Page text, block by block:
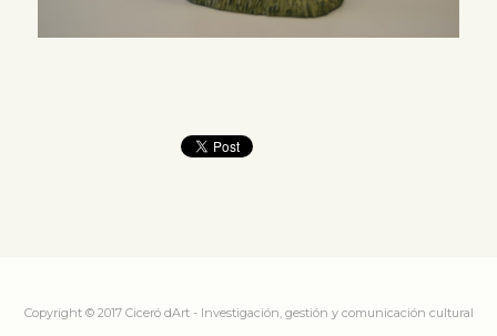
Copyright © 2017 Ciceró dArt - Investigación, gestión y comunicación cultural